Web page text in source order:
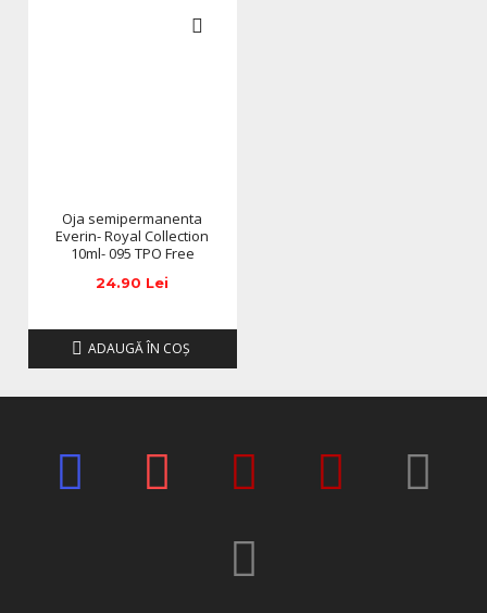
livrate, acestea putand prezenta abateri minore de la
Oja semipermanenta
Everin- Royal Collection
10ml- 095 TPO Free
24.90 Lei
ADAUGĂ ÎN COŞ